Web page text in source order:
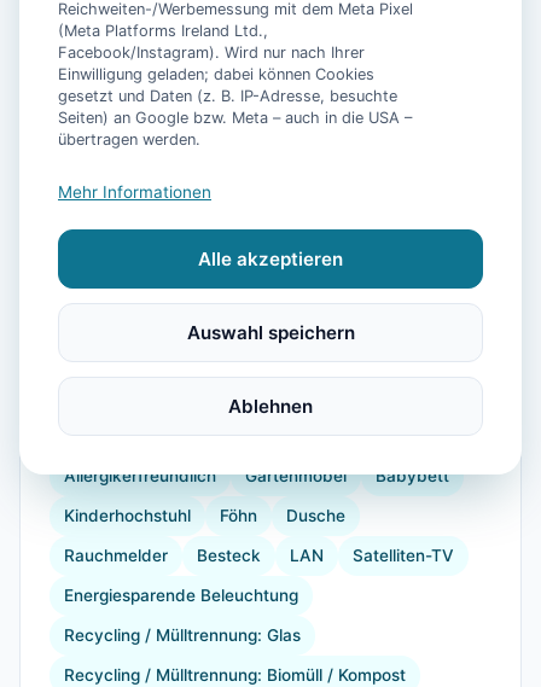
Ausstattung
Gefrierfach
Toaster Internet Radio Doppelbett
Allergikerfreundlich Gartenmöbel Babybett
Kinderhochstuhl Föhn Dusche
Rauchmelder Besteck LAN Satelliten-TV
Energiesparende Beleuchtung
Recycling / Mülltrennung: Glas
Recycling / Mülltrennung: Biomüll / Kompost
Reichweiten-/Werbemessung mit dem Meta Pixel
(Meta Platforms Ireland Ltd.,
Facebook/Instagram). Wird nur nach Ihrer
Einwilligung geladen; dabei können Cookies
gesetzt und Daten (z. B. IP-Adresse, besuchte
Seiten) an Google bzw. Meta – auch in die USA –
übertragen werden.
Mehr Informationen
Alle akzeptieren
Auswahl speichern
Ablehnen